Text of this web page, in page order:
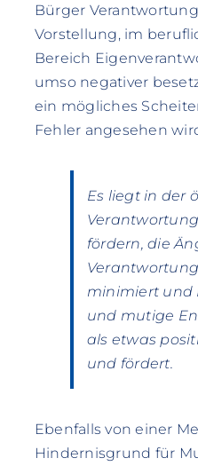
Bürger
Vorstellung, im
Bereich
umso negativer
ein mögliches
Fehler angesehen
Es liegt in der
fördern, die
minimiert und
und mutige
als etwas
und fördert.
Ebenfalls von einer
Hindernisgrund für